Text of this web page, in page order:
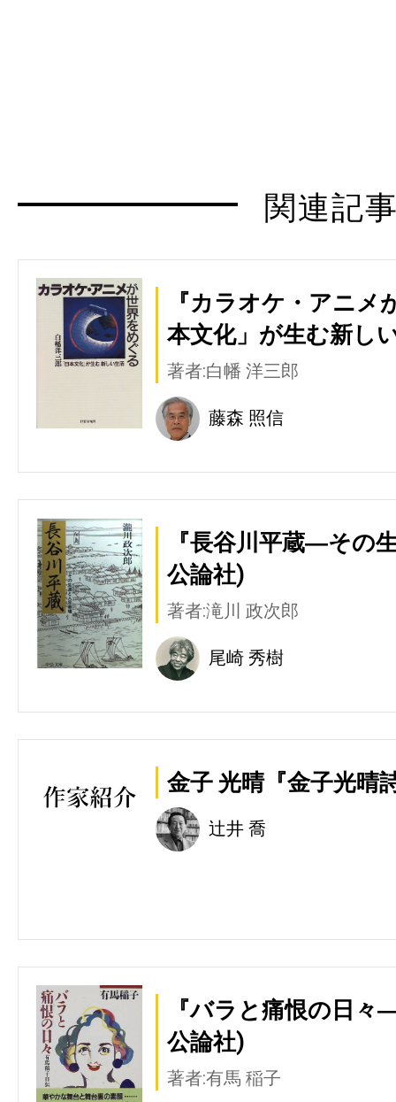
関連記
『カラオケ・アニ
本文化」が生む新し
著者:白幡 洋三郎
藤森 照信
『長谷川平蔵―その
公論社)
著者:滝川 政次郎
尾崎 秀樹
金子 光晴『金子光晴
辻井 喬
『バラと痛恨の日
公論社)
著者:有馬 稲子